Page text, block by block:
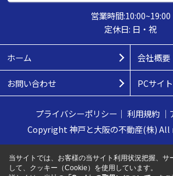
営業時間:10:00~19:00
定休日: 日・祝
ホーム 会社概要
お問い合わせ PCサイト
プライバシーポリシー ｜ 利用規約｜
Copyright 神戸と大阪の不動産(株)
当サイトでは、お客様の当サイト利用状況把握、サ
して、クッキー（Cookie）を使用しています。